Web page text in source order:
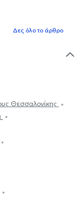
Δες όλο το άρθρο
Θεσσαλονίκης